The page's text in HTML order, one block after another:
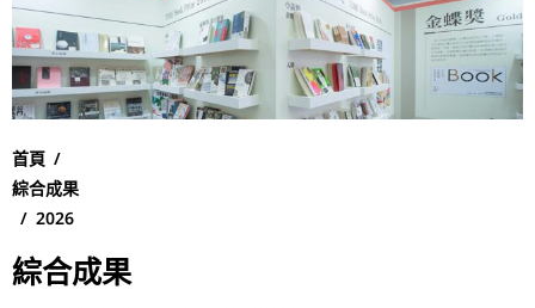
首頁 /
綜合成果
/ 2026
綜合成果